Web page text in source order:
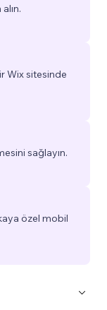
Wix sitesinde
sağlayın.
özel mobil